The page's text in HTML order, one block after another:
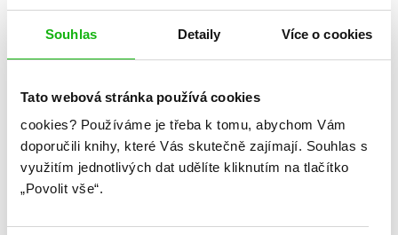
Souhlas Detaily Více o cookies
Tato webová stránka používá cookies
cookies? Používáme je třeba k tomu, abychom Vám
doporučili knihy, které Vás skutečně zajímají. Souhlas s
využitím jednotlivých dat udělíte kliknutím na tlačítko
„Povolit vše“.
Kategorie: young adult
Žánr: Fantasy
Dvůr mrazu a hvězd
#barevnáořízka #dvůrtrnůarůží #prostarší
#sarahjmaas